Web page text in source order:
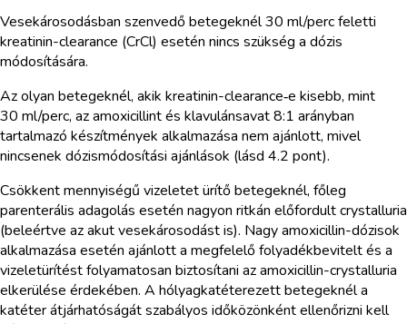
Vesekárosodásban szenvedő betegeknél 30 ml/perc feletti
kreatinin-clearance (CrCl) esetén nincs szükség a dózis
módosítására.
Az olyan betegeknél, akik kreatinin-clearance‑e kisebb, mint
30 ml/perc, az amoxicillint és klavulánsavat 8:1 arányban
tartalmazó készítmények alkalmazása nem ajánlott, mivel
nincsenek dózismódosítási ajánlások (lásd 4.2 pont).
Csökkent mennyiségű vizeletet ürítő betegeknél, főleg
parenterális adagolás esetén nagyon ritkán előfordult crystalluria
(beleértve az akut vesekárosodást is). Nagy amoxicillin-dózisok
alkalmazása esetén ajánlott a megfelelő folyadékbevitelt és a
vizeletürítést folyamatosan biztosítani az amoxicillin-crystalluria
elkerülése érdekében. A hólyagkatéterezett betegeknél a
katéter átjárhatóságát szabályos időközönként ellenőrizni kell